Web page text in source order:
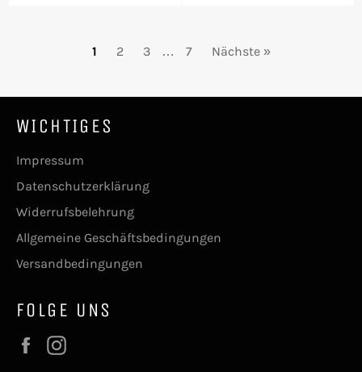
1 2 3 … 7 Nächste »
WICHTIGES
Impressum
Datenschutzerklärung
Widerrufsbelehrung
Allgemeine Geschäftsbedingungen
Versandbedingungen
FOLGE UNS
Facebook